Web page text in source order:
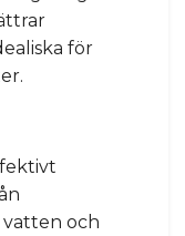
för
och